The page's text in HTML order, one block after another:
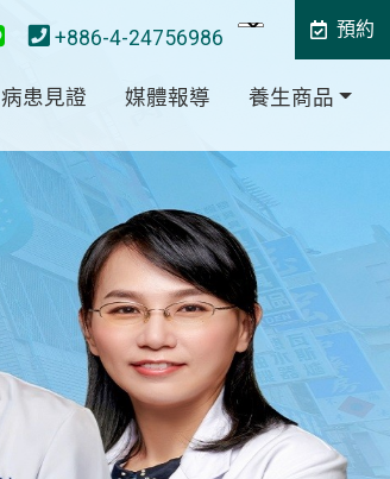
預約
+886-4-24756986
病患見證 媒體報導 養生商品